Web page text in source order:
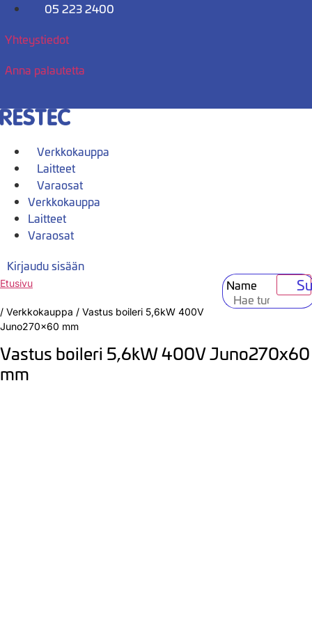
Mene
05 223 2400
Yhteystiedot
Anna palautetta
Verkkokauppa
Laitteet
Varaosat
Verkkokauppa
Laitteet
Varaosat
Kirjaudu sisään
Name
Etusivu
/ Verkkokauppa / Vastus boileri 5,6kW 400V
Juno270x60 mm
Vastus boileri 5,6kW 400V Juno270x60
mm